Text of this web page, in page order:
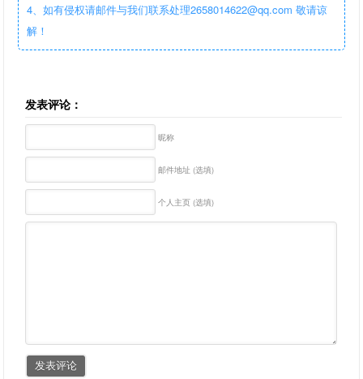
4、如有侵权请邮件与我们联系处理2658014622@qq.com 敬请谅
解！
发表评论：
昵称
邮件地址 (选填)
个人主页 (选填)